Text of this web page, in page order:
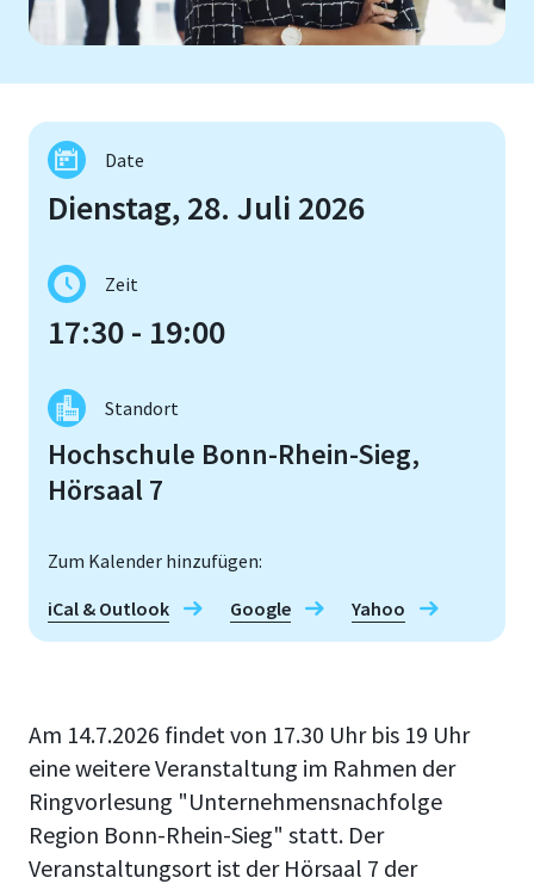
Date
Dienstag, 28. Juli 2026
Zeit
17:30 - 19:00
Standort
Hochschule Bonn-Rhein-Sieg,
Hörsaal 7
Zum Kalender hinzufügen:
iCal & Outlook
Google Yahoo
Am 14.7.2026 findet von 17.30 Uhr bis 19 Uhr
eine weitere Veranstaltung im Rahmen der
Ringvorlesung "Unternehmensnachfolge
Region Bonn-Rhein-Sieg" statt. Der
Veranstaltungsort ist der Hörsaal 7 der